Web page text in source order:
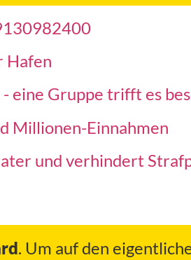
Hafen
eine Gruppe trifft es
Millionen-Einnahmen
und verhindert
. Um auf den